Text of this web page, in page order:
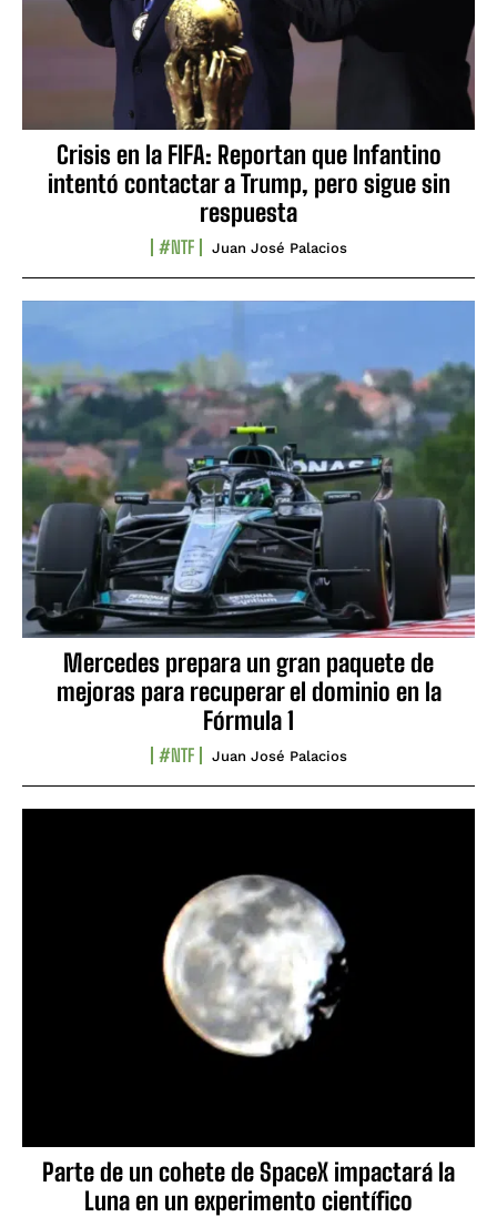
Crisis en la FIFA: Reportan que Infantino
intentó contactar a Trump, pero sigue sin
respuesta
#NTF Juan José Palacios
Mercedes prepara un gran paquete de
mejoras para recuperar el dominio en la
Fórmula 1
#NTF Juan José Palacios
Parte de un cohete de SpaceX impactará la
Luna en un experimento científico